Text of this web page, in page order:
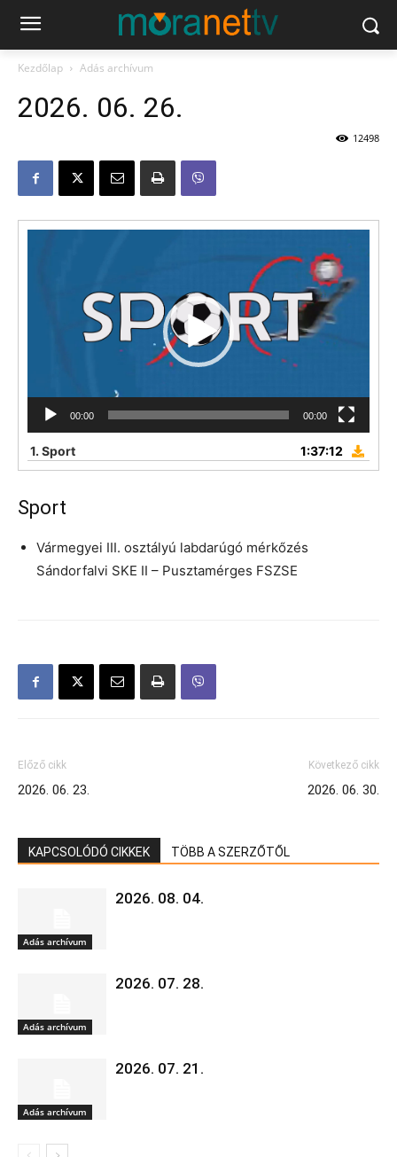
Kezdőlap Adás archívum
2026. 06. 26.
12498
00:00 00:00
1. Sport 1:37:12
Sport
Vármegyei III. osztályú labdarúgó mérkőzés
Sándorfalvi SKE II – Pusztamérges FSZSE
Előző cikk
2026. 06. 23.
Következő cikk
2026. 06. 30.
KAPCSOLÓDÓ CIKKEK TÖBB A SZERZŐTŐL
Adás archívum
2026. 08. 04.
Adás archívum
2026. 07. 28.
Adás archívum
2026. 07. 21.